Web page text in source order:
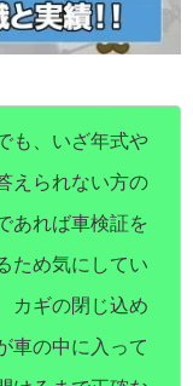
も、いざ年式や
えられない方の
あれば車検証を
ため気にしてい
カギの閉じ込め
車の中に入って